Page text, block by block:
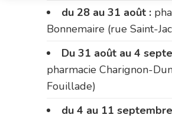
du 28 au 31 août :
Bonnemaire (rue Saint-
Du 31 août au 4
pharmacie Charignon-
Fouillade)
du 4 au 11